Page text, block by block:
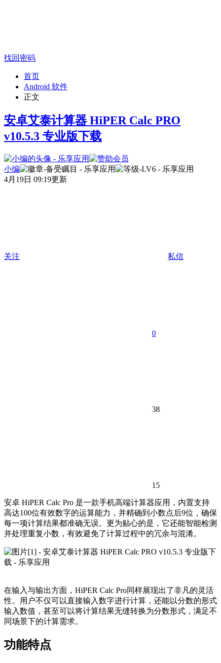
找回密码
首页
Android 软件
正文
安卓艾泰计算器 HiPER Calc PRO
v10.5.3 专业版下载
小编
4月19日 09:19更新
关注 私信
0
38
15
安卓 HiPER Calc Pro 是一款手机高端计算器应用，内置支持
高达100位有效数字的运算能力，并精确到小数点后9位，确保
每一项计算结果都准确无误。更为贴心的是，它还能智能检测
并处理重复小数，有效避免了计算过程中的冗余与混淆。
在输入与输出方面，HiPER Calc Pro同样展现出了非凡的灵活
性。用户不仅可以直接输入数字进行计算，还能以分数的形式
输入数值，甚至可以将计算结果无缝转换为分数形式，满足不
同场景下的计算需求。
功能特点